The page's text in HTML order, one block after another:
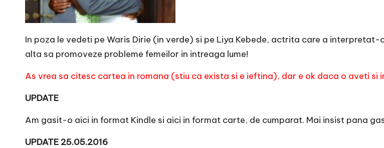
In poza le vedeti pe Waris Dirie (in verde) si pe Liya Kebede, actrita care a
alta sa promoveze probleme femeilor in intreaga lume!
As vrea sa citesc cartea in romana (stiu ca exista si e ieftina), dar e ok daca o aveti si
UPDATE
Am gasit-o aici in format Kindle si aici in format carte, de cumparat. Mai insist pana
UPDATE 25.05.2016